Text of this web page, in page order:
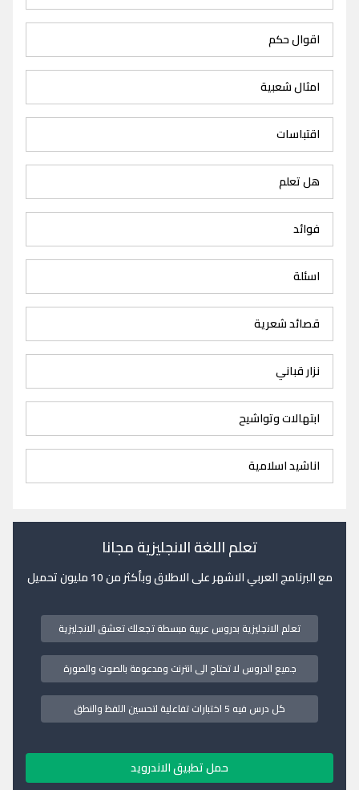
اقوال حكم
امثال شعبية
اقتباسات
هل تعلم
فوائد
اسئلة
قصائد شعرية
نزار قباني
ابتهالات وتواشيح
اناشيد اسلامية
تعلم اللغة الانجليزية مجانا
مع البرنامج العربي الاشهر على الاطلاق وبأكثر من 10 مليون تحميل
تعلم الانجليزية بدروس عربية مبسطة تجعلك تعشق الانجليزية
جميع الدروس لا تحتاج الى انترنت ومدعومة بالصوت والصورة
كل درس فيه 5 اختبارات تفاعلية لتحسين اللفظ والنطق
حمل تطبيق الاندرويد